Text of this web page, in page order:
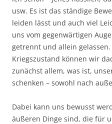
usw. Es ist das ständige
leiden lässt und auch viel
uns vom gegenwärtigen
getrennt und allein
Kriegszustand können wir
zunächst allem, was ist,
schenken – sowohl nach
Dabei kann uns bewusst
äußeren Dinge sind, die für